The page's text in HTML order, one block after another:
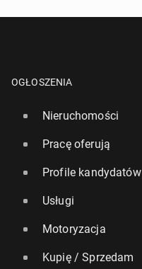
OGŁOSZENIA
Nieruchomości
Pracę oferują
Profile kandydatów
Usługi
Motoryzacja
Kupię / Sprzedam